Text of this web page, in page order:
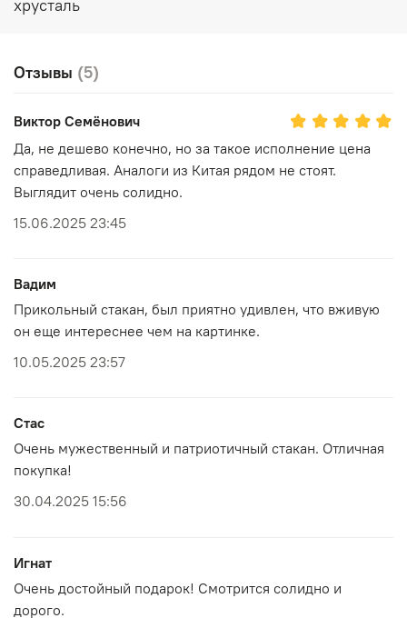
хрусталь
Отзывы (5)
Виктор Семёнович
Да, не дешево конечно, но за такое исполнение цена
справедливая. Аналоги из Китая рядом не стоят.
Выглядит очень солидно.
15.06.2025 23:45
Вадим
Прикольный стакан, был приятно удивлен, что вживую
он еще интереснее чем на картинке.
10.05.2025 23:57
Cтас
Очень мужественный и патриотичный стакан. Отличная
покупка!
30.04.2025 15:56
Игнат
Очень достойный подарок! Смотрится солидно и
дорого.